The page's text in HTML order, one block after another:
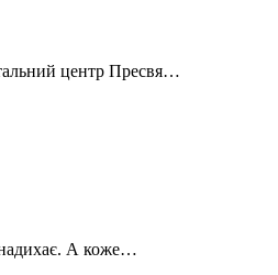
центр Пресвя…
надихає. А коже…